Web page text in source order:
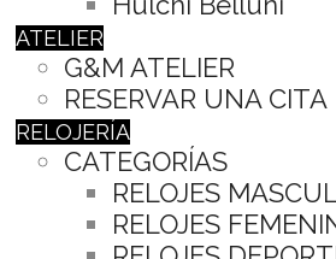
ATELIER
G&M ATELIER
RESERVAR UNA CITA
RELOJERÍA
CATEGORÍAS
RELOJES
RELOJES